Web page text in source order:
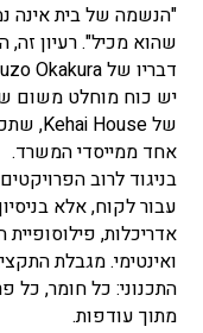
"הנשמה של בית אינה
שהוא מכיל". רעיון
יש כוח מוחלט משום
אחד ממייסדי המשרד.
בניגוד לרוב
עבור לקוח, אלא
אדריכלות,
ואינטימי. מגבלת
התכנוני: כל חומר, כל
מתוך עודפות.